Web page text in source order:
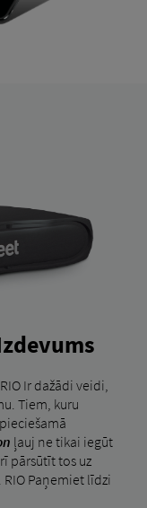
Ir dažādi veidi,
Tiem, kuru
ļauj ne tikai iegūt
pārsūtīt tos uz
Paņemiet līdzi